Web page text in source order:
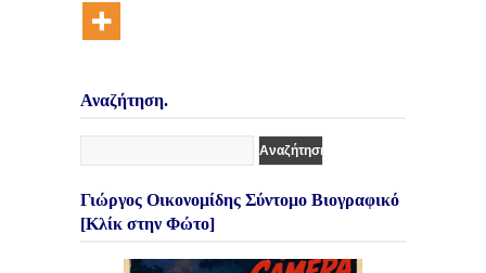
Αναζήτηση.
Γιώργος Οικονομίδης Σύντομο Βιογραφικό
[Κλίκ στην Φώτο]